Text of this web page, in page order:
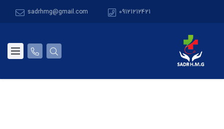
09121212421
sadrhmg@gmail.com